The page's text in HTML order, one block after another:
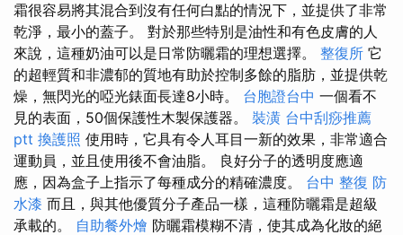
霜很容易將其混合到沒有任何白點的情況下，並提供了非常
乾淨，最小的蓋子。 對於那些特別是油性和有色皮膚的人
來說，這種奶油可以是日常防曬霜的理想選擇。 整復所 它
的超輕質和非濃郁的質地有助於控制多餘的脂肪，並提供乾
燥，無閃光的啞光錶面長達8小時。 台胞證台中 一個看不
見的表面，50個保護性木製保護器。 裝潢 台中刮痧推薦
ptt 換護照 使用時，它具有令人耳目一新的效果，非常適合
運動員，並且使用後不會油脂。 良好分子的透明度應適
應，因為盒子上指示了每種成分的精確濃度。 台中 整復 防
水漆 而且，與其他優質分子產品一樣，這種防曬霜是超級
承載的。 自助餐外燴 防曬霜模糊不清，使其成為化妝的絕